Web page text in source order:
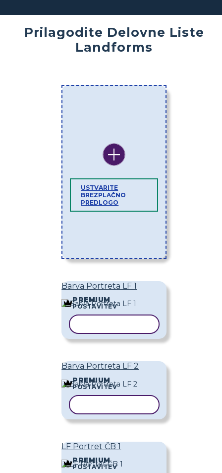
Prilagodite Delovne Liste
Landforms
USTVARITE
BREZPLAČNO
PREDLOGO
Barva Portreta LF 1
PREMIUM
POSTAVITEV
Barva Portreta LF 2
PREMIUM
POSTAVITEV
LF Portret ČB 1
PREMIUM
POSTAVITEV